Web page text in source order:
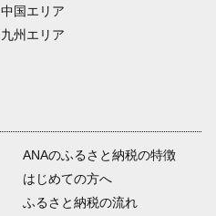
中国エリア
九州エリア
ANAのふるさと納税の特徴
はじめての方へ
ふるさと納税の流れ